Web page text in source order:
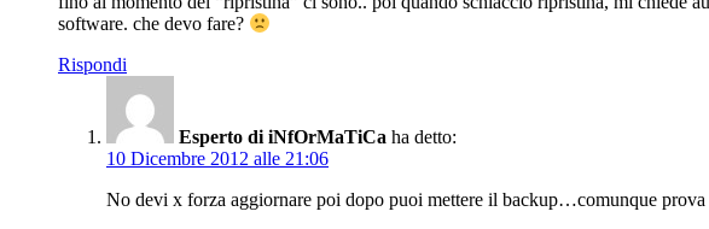
software. che devo fare?
Rispondi
Esperto di iNfOrMaTiCa ha detto:
10 Dicembre 2012 alle 21:06
No devi x forza aggiornare poi dopo puoi mettere il backup…comunque